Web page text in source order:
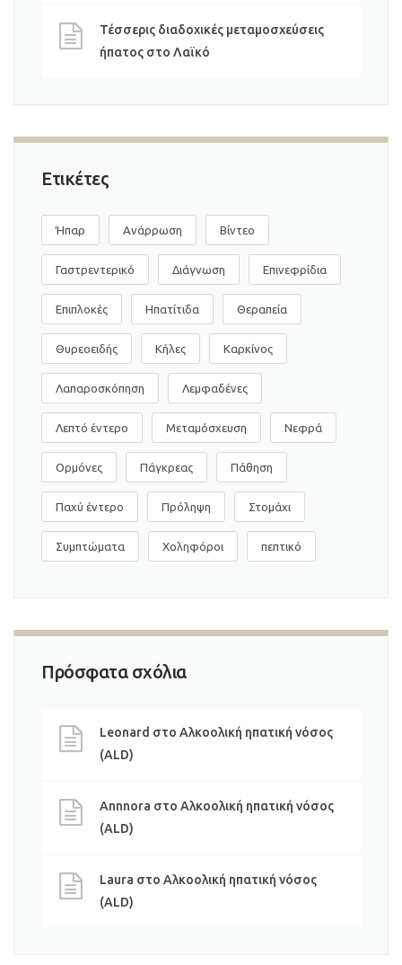
Τέσσερις διαδοχικές μεταμοσχεύσεις
ήπατος στο Λαϊκό
Ετικέτες
Ήπαρ Ανάρρωση Βίντεο
Γαστρεντερικό Διάγνωση Επινεφρίδια
Επιπλοκές Ηπατίτιδα Θεραπεία
Θυρεοειδής Κήλες Καρκίνος
Λαπαροσκόπηση Λεμφαδένες
Λεπτό έντερο Μεταμόσχευση Νεφρά
Ορμόνες Πάγκρεας Πάθηση
Παχύ έντερο Πρόληψη Στομάχι
Συμπτώματα Χοληφόροι πεπτικό
Πρόσφατα σχόλια
Leonard στο Αλκοολική ηπατική νόσος
(ALD)
Annnora στο Αλκοολική ηπατική νόσος
(ALD)
Laura στο Αλκοολική ηπατική νόσος
(ALD)